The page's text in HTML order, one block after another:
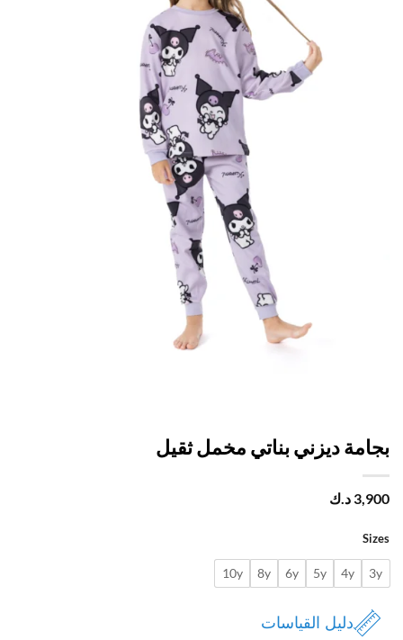
ديزني بناتي مخمل ثقيل
د.ك
4y
5y
6y
8y
10y
دليل القياسات